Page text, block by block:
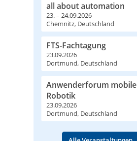
all about automation
23. – 24.09.2026
Chemnitz, Deutschland
FTS-Fachtagung
23.09.2026
Dortmund, Deutschland
Anwenderforum mobile
Robotik
23.09.2026
Dortmund, Deutschland